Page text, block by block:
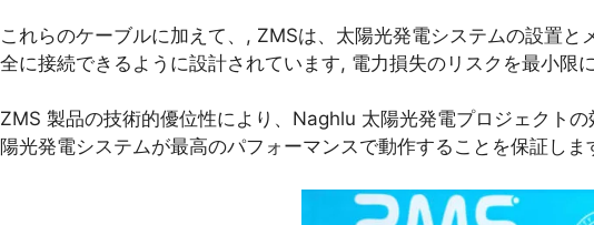
これらのケーブルに加えて、, ZMSは、太陽光発電システムの設置
全に接続できるように設計されています, 電力損失のリスクを最小限
ZMS 製品の技術的優位性により、Naghlu 太陽光発電プロジェクト
陽光発電システムが最高のパフォーマンスで動作することを保証し